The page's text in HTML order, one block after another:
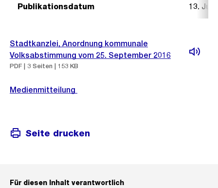
Publikationsdatum 13. Juli
Stadtkanzlei, Anordnung kommunale
Volksabstimmung vom 25. September 2016
PDF | 3 Seiten | 153 KB
Medienmitteilung
Seite drucken
Für diesen Inhalt verantwortlich